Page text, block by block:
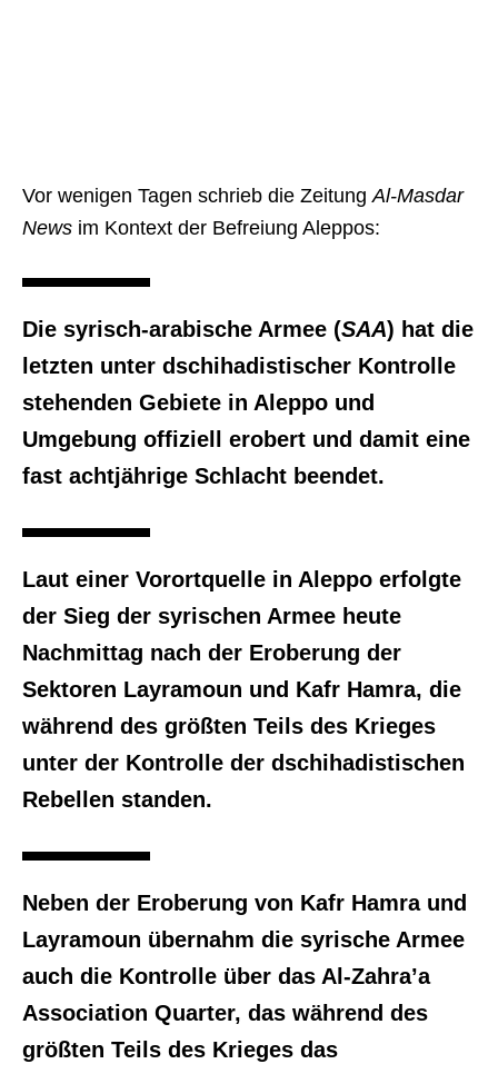
Vor wenigen Tagen schrieb die ZeitungAl-Masdar
News im Kontext der Befreiung Aleppos:
Die syrisch-arabische Armee (SAA) hat die
letzten unter dschihadistischer Kontrolle
stehenden Gebiete in Aleppo und
Umgebung offiziell erobert und damit eine
fast achtjährige Schlacht beendet.
Laut einer Vorortquelle in Aleppo erfolgte
der Sieg der syrischen Armee heute
Nachmittag nach der Eroberung der
Sektoren Layramoun und Kafr Hamra, die
während des größten Teils des Krieges
unter der Kontrolle der dschihadistischen
Rebellen standen.
Neben der Eroberung von Kafr Hamra und
Layramoun übernahm die syrische Armee
auch die Kontrolle über das Al-Zahra’a
Association Quarter, das während des
größten Teils des Krieges das